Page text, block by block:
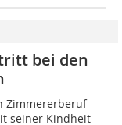
bei den
Zimmererberuf
seiner Kindheit